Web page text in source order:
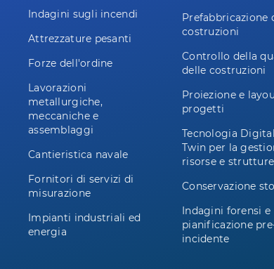
Indagini sugli incendi
Attrezzature pesanti
Forze dell'ordine
Lavorazioni
metallurgiche,
meccaniche e
assemblaggi
Cantieristica navale
Fornitori di servizi di
misurazione
Impianti industriali ed
energia
Prefabbricazione
costruzioni
Controllo della
delle costruzioni
Proiezione e
progetti
Tecnologia Digital
Twin per la
risorse e strutture
Conservazione
Indagini forensi e
pianificazione
incidente